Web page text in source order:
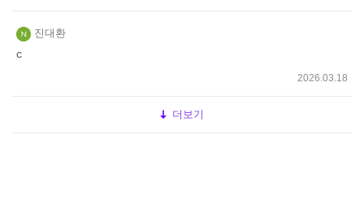
진대환
c
2026.03.18
더보기